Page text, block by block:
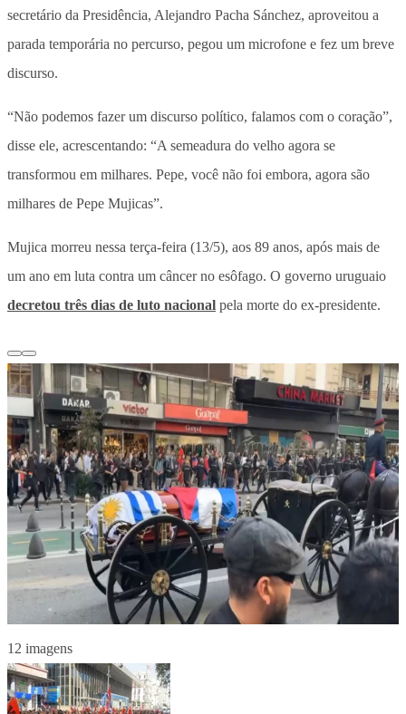
secretário da Presidência, Alejandro Pacha Sánchez, aproveitou a
parada temporária no percurso, pegou um microfone e fez um breve
discurso.
“Não podemos fazer um discurso político, falamos com o coração”,
disse ele, acrescentando: “A semeadura do velho agora se
transformou em milhares. Pepe, você não foi embora, agora são
milhares de Pepe Mujicas”.
Mujica morreu nessa terça-feira (13/5), aos 89 anos, após mais de
um ano em luta contra um câncer no esôfago. O governo uruguaio
decretou três dias de luto nacional pela morte do ex-presidente.
12 imagens